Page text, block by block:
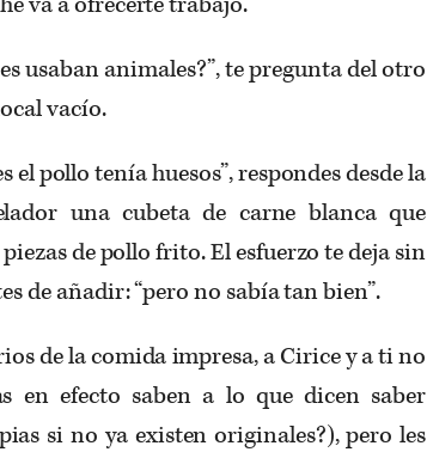
animales?”, te pregunta del otro
vacío.
tenía huesos”, respondes desde la
una cubeta de carne blanca que
de pollo frito. El esfuerzo te deja sin
de añadir: “pero no sabía tan bien”.
la comida impresa, a Cirice y a ti no
en efecto saben a lo que dicen saber
si no ya existen originales?), pero les